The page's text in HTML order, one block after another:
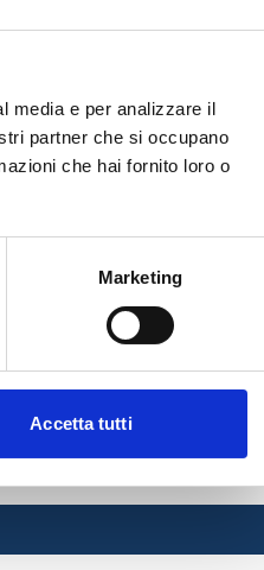
media e per analizzare il
partner che si occupano
che hai fornito loro o
Marketing
Accetta tutti
e degli Esperti
minimo per la
agli iscritti nell’albo di
ha ottenuto